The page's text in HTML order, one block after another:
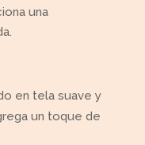
una
en tela suave y
un toque de